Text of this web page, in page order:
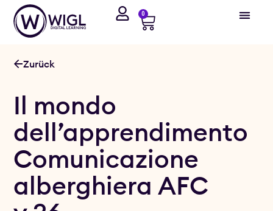
0
Zurück
Il mondo
dell’apprendimento
Comunicazione
alberghiera AFC